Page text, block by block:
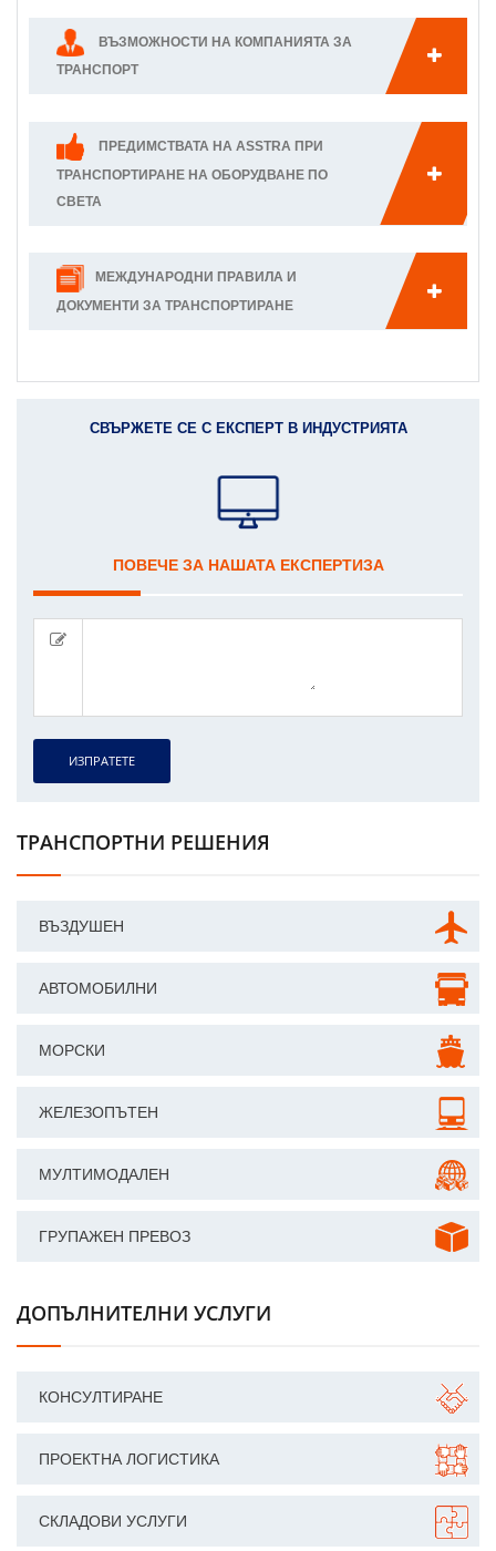
ВЪЗМОЖНОСТИ НА КОМПАНИЯТА ЗА
ТРАНСПОРТ
ПРЕДИМСТВАТА НА ASSTRA ПРИ
ТРАНСПОРТИРАНЕ НА ОБОРУДВАНЕ ПО
СВЕТА
МЕЖДУНАРОДНИ ПРАВИЛА И
ДОКУМЕНТИ ЗА ТРАНСПОРТИРАНЕ
СВЪРЖЕТЕ СЕ С ЕКСПЕРТ В ИНДУСТРИЯТА
ПОВЕЧЕ ЗА НАШАТА ЕКСПЕРТИЗА
ИЗПРАТЕТЕ
ТРАНСПОРТНИ РЕШЕНИЯ
ВЪЗДУШЕН
АВТОМОБИЛНИ
МОРСКИ
ЖЕЛЕЗОПЪТЕН
МУЛТИМОДАЛЕН
ГРУПАЖЕН ПРЕВОЗ
ДОПЪЛНИТЕЛНИ УСЛУГИ
КОНСУЛТИРАНЕ
ПРОЕКТНА ЛОГИСТИКА
СКЛАДОВИ УСЛУГИ